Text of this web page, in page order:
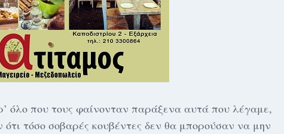
όλο που τους φαίνονταν παράξενα αυτά που λέγαμε,
ότι τόσο σοβαρές κουβέντες δεν θα μπορούσαν να μην